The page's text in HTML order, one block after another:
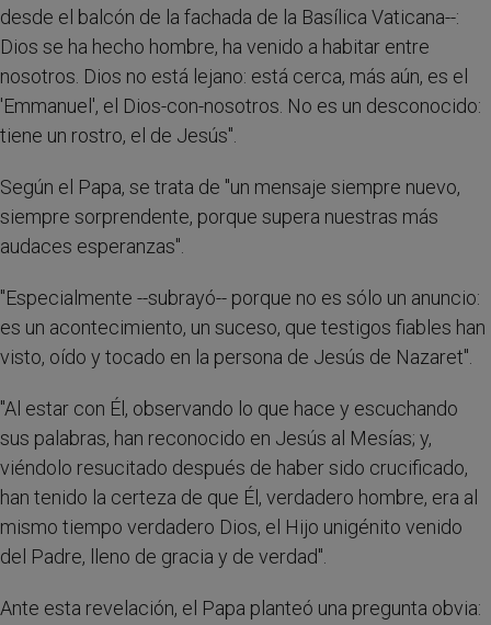
desde el balcón de la fachada de la Basílica Vaticana--:
Dios se ha hecho hombre, ha venido a habitar entre
nosotros. Dios no está lejano: está cerca, más aún, es el
'Emmanuel', el Dios-con-nosotros. No es un desconocido:
tiene un rostro, el de Jesús".
Según el Papa, se trata de "un mensaje siempre nuevo,
siempre sorprendente, porque supera nuestras más
audaces esperanzas".
"Especialmente --subrayó-- porque no es sólo un anuncio:
es un acontecimiento, un suceso, que testigos fiables han
visto, oído y tocado en la persona de Jesús de Nazaret".
"Al estar con Él, observando lo que hace y escuchando
sus palabras, han reconocido en Jesús al Mesías; y,
viéndolo resucitado después de haber sido crucificado,
han tenido la certeza de que Él, verdadero hombre, era al
mismo tiempo verdadero Dios, el Hijo unigénito venido
del Padre, lleno de gracia y de verdad".
Ante esta revelación, el Papa planteó una pregunta obvia: